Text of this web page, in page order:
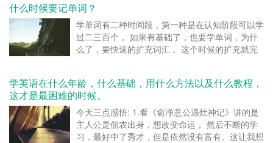
什么时候要记单词？
学单词有二种时间段，第一种是在认知阶段可以学
过二三百个， 如果有基础了，也要学单词，为什
么了，要快速的扩充词汇， 这个时候的扩充就完
转载请注明：TPR教学法 » 什么时候要记单词...
学英语在什么年龄，什么基础，用什么方法以及什么教程，
这才是最困难的时候。
今天三点感悟: 1.看《俞净意公遇灶神记》讲的是
主人公是佃农出身，想改变命运， 然后不断的学
习，最好中了秀才，但是依然没有富有。这让我想